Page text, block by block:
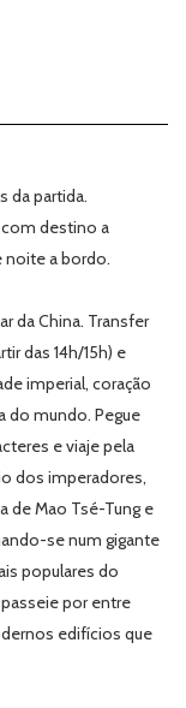
da partida.
destino a
noite a bordo.
da China. Transfer
das 14h/15h) e
imperial, coração
do mundo. Pegue
e viaje pela
dos imperadores,
de Mao Tsé-Tung e
se num gigante
populares do
por entre
edifícios que